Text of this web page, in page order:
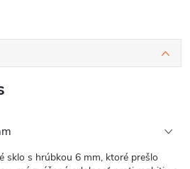
sklo s hrúbkou 6 mm, ktoré prešlo